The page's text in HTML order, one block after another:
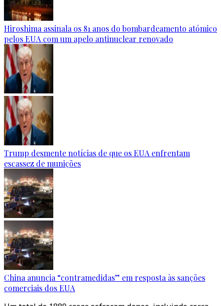
Hiroshima assinala os 81 anos do bombardeamento atómico
pelos EUA com um apelo antinuclear renovado
Trump desmente notícias de que os EUA enfrentam
escassez de munições
China anuncia “contramedidas” em resposta às sanções
comerciais dos EUA